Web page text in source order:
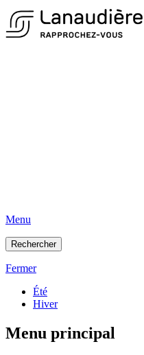
Menu
Rechercher
Fermer
Été
Hiver
Menu principal